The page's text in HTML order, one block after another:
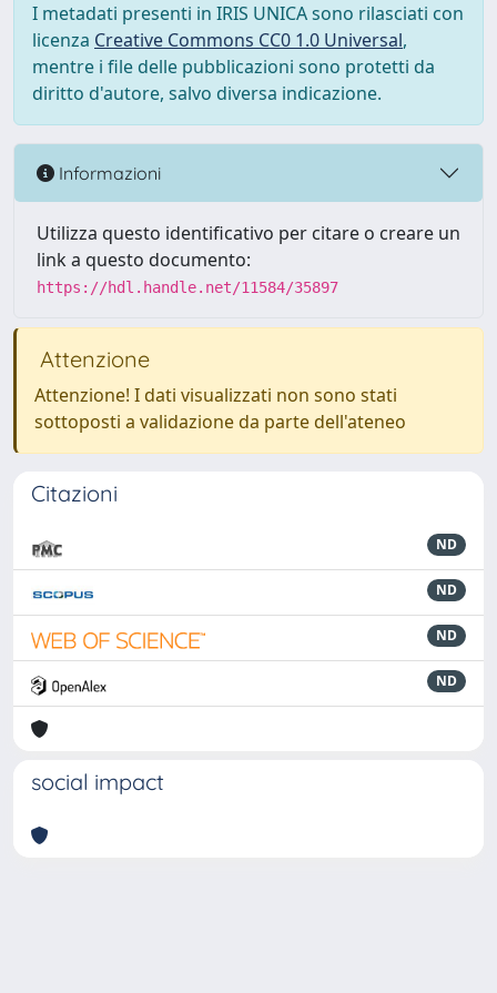
I metadati presenti in IRIS UNICA sono rilasciati con
licenza Creative Commons CC0 1.0 Universal,
mentre i file delle pubblicazioni sono protetti da
diritto d'autore, salvo diversa indicazione.
Informazioni
Utilizza questo identificativo per citare o creare un
link a questo documento:
https://hdl.handle.net/11584/35897
Attenzione
Attenzione! I dati visualizzati non sono stati
sottoposti a validazione da parte dell'ateneo
Citazioni
ND
ND
ND
ND
social impact